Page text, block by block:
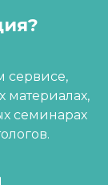
сервисе,
материалах,
семинарах